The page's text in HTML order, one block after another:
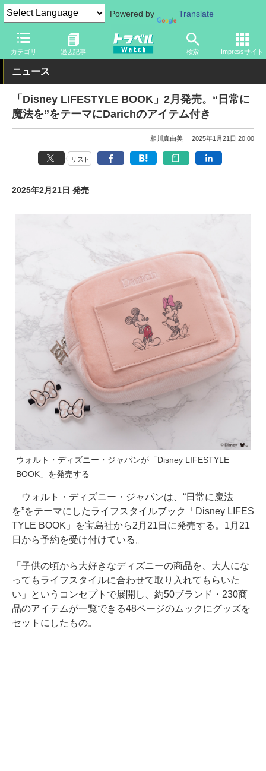
Powered by Translate
カテゴリ 過去記事 検索 Impressサイト
トラベル Watch 旅の情報 観光地 ディズニーリゾート
ニュース
「Disney LIFESTYLE BOOK」2月発売。“日常に
魔法を”をテーマにDarichのアイテム付き
相川真由美 2025年1月21日 20:00
リスト
2025年2月21日 発売
ウォルト・ディズニー・ジャパンが「Disney LIFESTYLE
BOOK」を発売する
ウォルト・ディズニー・ジャパンは、“日常に魔法
を”をテーマにしたライフスタイルブック「Disney LIFES
TYLE BOOK」を宝島社から2月21日に発売する。1月21
日から予約を受け付けている。
「子供の頃から大好きなディズニーの商品を、大人にな
ってもライフスタイルに合わせて取り入れてもらいた
い」というコンセプトで展開し、約50ブランド・230商
品のアイテムが一覧できる48ページのムックにグッズを
セットにしたもの。